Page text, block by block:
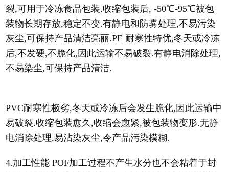
裂,可用于冷冻食品包装.收缩包装后, -50℃-95℃被包
装物长期存放,稳定不变.有静电和防雾处理,不易污染
灰尘,可保持产品清洁亮丽.PE 耐寒性特优,冬天或冷冻
后,不发硬,不脆化,因此运输不易破裂.有静电消除处理,
不易染尘,可保持产品清洁.
PVC耐寒性极劣,冬天或冷冻后会发生脆化,因此运输中
易破裂.收缩包装愈久,收缩会愈紧,被包装物变形.无静
电消除处理,易沾染灰尘,令产品污染模糊.
4.加工性能 POF加工过程不产生水分也不会粘着于封